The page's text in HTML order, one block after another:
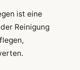
ist eine
Reinigung